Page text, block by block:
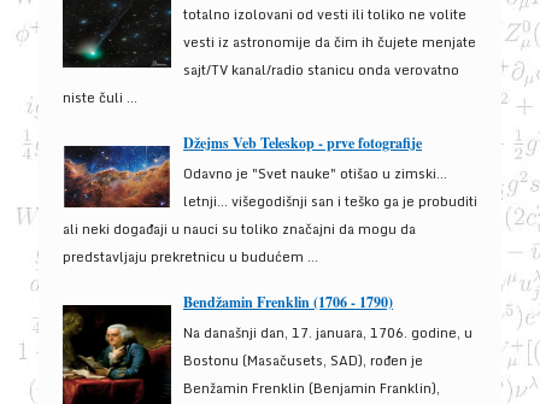
totalno izolovani od vesti ili toliko ne volite
vesti iz astronomije da čim ih čujete menjate
sajt/TV kanal/radio stanicu onda verovatno
niste čuli ...
Džejms Veb Teleskop - prve fotografije
Odavno je "Svet nauke" otišao u zimski...
letnji... višegodišnji san i teško ga je probuditi
ali neki događaji u nauci su toliko značajni da mogu da
predstavljaju prekretnicu u budućem ...
Bendžamin Frenklin (1706 - 1790)
Na današnji dan, 17. januara, 1706. godine, u
Bostonu (Masačusets, SAD), rođen je
Benžamin Frenklin (Benjamin Franklin),